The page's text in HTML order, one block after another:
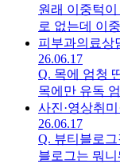
원래 이중턱
로 없는데 이
피부과의료상
26.06.17
Q. 목에 엄청
목에만 유독
사진·영상취
26.06.17
Q. 뷰티블로
블로그는 뭐